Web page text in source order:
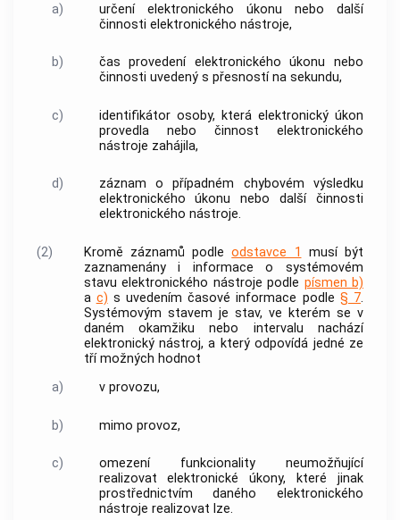
a)
určení elektronického úkonu nebo další
činnosti elektronického nástroje,
b)
čas provedení elektronického úkonu nebo
činnosti uvedený s přesností na sekundu,
c)
identifikátor osoby, která elektronický úkon
provedla nebo činnost elektronického
nástroje zahájila,
d)
záznam o případném chybovém výsledku
elektronického úkonu nebo další činnosti
elektronického nástroje.
(2) Kromě záznamů podleodstavce 1
musí být
zaznamenány i informace o systémovém
stavu elektronického nástroje podle písmen b)
a c) s uvedenímčasové informace podle § 7.
Systémovým stavem je stav, ve kterém se v
daném okamžiku nebo intervalu nachází
elektronický nástroj, a který odpovídá jedné ze
tří možných hodnot
a)
v provozu,
b) mimo provoz,
c) omezení funkcionalityneumožňující
realizovat elektronické úkony, které jinak
prostřednictvím daného elektronického
nástroje realizovat lze.